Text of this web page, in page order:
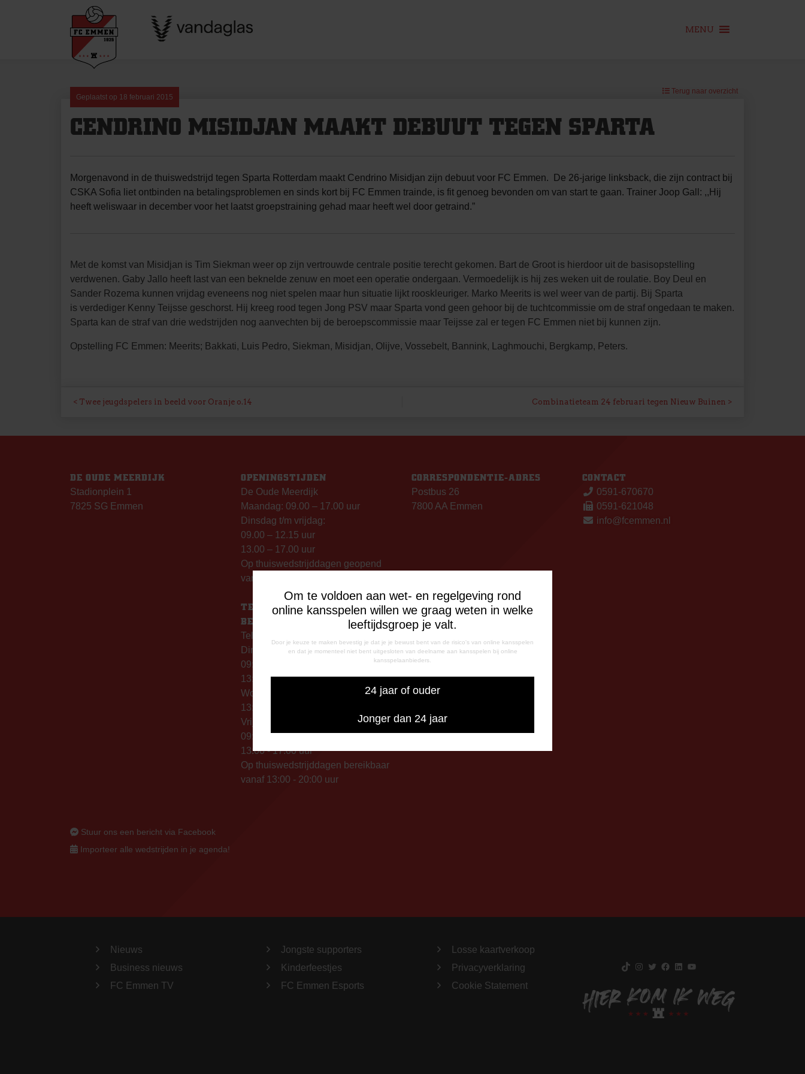
Om te voldoen aan wet- en regelgeving rond
online kansspelen willen we graag weten in welke
leeftijdsgroep je valt.
Door je keuze te maken bevestig je dat je je bewust bent van de risico's van online kansspelen
en dat je momenteel niet bent uitgesloten van deelname aan kansspelen bij online
kansspelaanbieders.
24 jaar of ouder
Jonger dan 24 jaar
MENU
Geplaatst op 18 februari 2015
Terug naar overzicht
CENDRINO MISIDJAN MAAKT DEBUUT TEGEN SPARTA
Morgenavond in de thuiswedstrijd tegen Sparta Rotterdam maakt Cendrino Misidjan zijn debuut voor FC Emmen. De 26-jarige linksback, die zijn contract bij
CSKA Sofia liet ontbinden na betalingsproblemen en sinds kort bij FC Emmen trainde, is fit genoeg bevonden om van start te gaan. Trainer Joop Gall: ,,Hij
heeft weliswaar in december voor het laatst groepstraining gehad maar heeft wel door getraind.”
Met de komst van Misidjan is Tim Siekman weer op zijn vertrouwde centrale positie terecht gekomen. Bart de Groot is hierdoor uit de basisopstelling
verdwenen. Gaby Jallo heeft last van een beknelde zenuw en moet een operatie ondergaan. Vermoedelijk is hij zes weken uit de roulatie. Boy Deul en
Sander Rozema kunnen vrijdag eveneens nog niet spelen maar hun situatie lijkt rooskleuriger. Marko Meerits is wel weer van de partij. Bij Sparta
is verdediger Kenny Teijsse geschorst. Hij kreeg rood tegen Jong PSV maar Sparta vond geen gehoor bij de tuchtcommissie om de straf ongedaan te maken.
Sparta kan de straf van drie wedstrijden nog aanvechten bij de beroepscommissie maar Teijsse zal er tegen FC Emmen niet bij kunnen zijn.
Opstelling FC Emmen: Meerits; Bakkati, Luis Pedro, Siekman, Misidjan, Olijve, Vossebelt, Bannink, Laghmouchi, Bergkamp, Peters.
BERICHT
NAVIGATIE
Twee jeugdspelers in beeld voor Oranje o.14 Combinatieteam 24 februari tegen Nieuw Buinen
DE OUDE MEERDIJK
Stadionplein 1
7825 SG Emmen
OPENINGSTIJDEN
De Oude Meerdijk
Maandag: 09.00 – 17.00 uur
Dinsdag t/m vrijdag:
09.00 – 12.15 uur
13.00 – 17.00 uur
Op thuiswedstrijddagen geopend
vanaf 13.00 uur (i.p.v. 09.00 uur).
TELEFONISCHE
BEREIKBAARHEID
Telefonisch bereikbaar op:
Dinsdag
09:00 - 12:15 uur
13:00 - 17:00 uur
Woensdag
13:00 - 17:00 uur
Vrijdag
09:00 - 12:15 uur
13:00 - 17:00 uur
Op thuiswedstrijddagen bereikbaar
vanaf 13:00 - 20:00 uur
CORRESPONDENTIE-ADRES
Postbus 26
7800 AA Emmen
CONTACT
0591-670670
0591-621048
info@fcemmen.nl
Stuur ons een bericht via Facebook
Importeer alle wedstrijden in je agenda!
Nieuws
Business nieuws
FC Emmen TV
Jongste supporters
Kinderfeestjes
FC Emmen Esports
Losse kaartverkoop
Privacyverklaring
Cookie Statement